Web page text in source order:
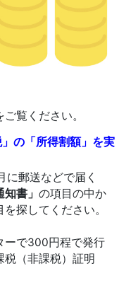
覧ください。
の「所得割額」を実
郵送などで届く
書」 の項目の中か
を探してください。
ーで300円程で発行
税（非課税）証明